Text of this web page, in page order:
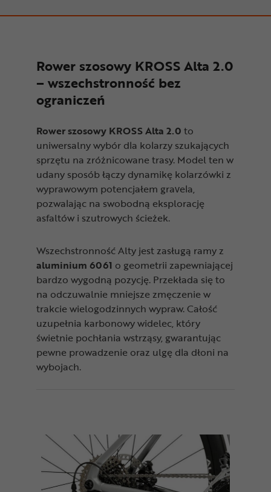
Rower szosowy KROSS Alta 2.0
– wszechstronność bez
ograniczeń
Rower szosowy KROSS Alta 2.0 to
uniwersalny wybór dla kolarzy szukających
sprzętu na zróżnicowane trasy. Model ten w
udany sposób łączy dynamikę kolarzówki z
wyprawowym potencjałem gravela,
pozwalając na swobodną eksplorację
asfaltów i szutrowych ścieżek.
Wszechstronność Alty jest zasługą ramy z
aluminium 6061 o geometrii zapewniającej
bardzo wygodną pozycję. Przekłada się to
na odczuwalnie mniejsze zmęczenie w
trakcie wielogodzinnych wypraw. Całość
uzupełnia karbonowy widelec, który
świetnie pochłania wstrząsy, gwarantując
pewne prowadzenie oraz ulgę dla dłoni na
wybojach.